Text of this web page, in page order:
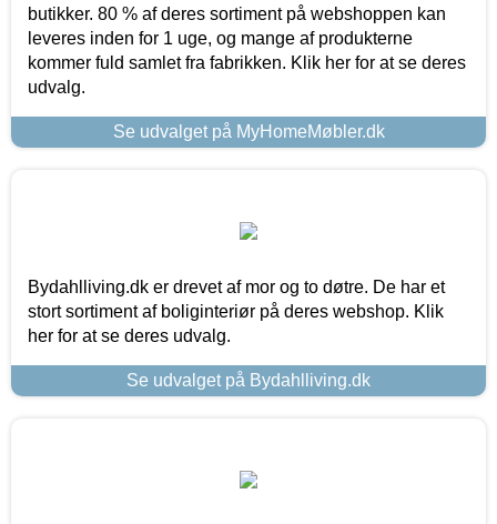
butikker. 80 % af deres sortiment på webshoppen kan
leveres inden for 1 uge, og mange af produkterne
kommer fuld samlet fra fabrikken. Klik her for at se deres
udvalg.
Se udvalget på MyHomeMøbler.dk
Bydahlliving.dk er drevet af mor og to døtre. De har et
stort sortiment af boliginteriør på deres webshop. Klik
her for at se deres udvalg.
Se udvalget på Bydahlliving.dk